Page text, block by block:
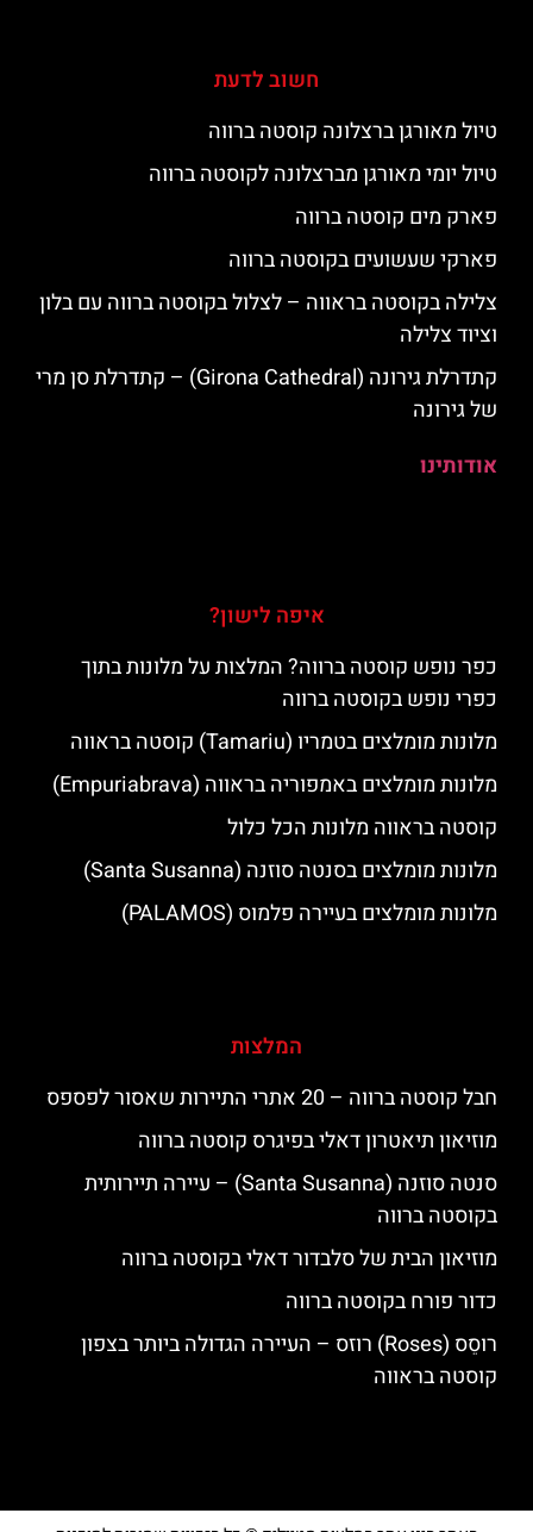
חשוב לדעת
טיול מאורגן ברצלונה קוסטה ברווה
טיול יומי מאורגן מברצלונה לקוסטה ברווה
פארק מים קוסטה ברווה
פארקי שעשועים בקוסטה ברווה
צלילה בקוסטה בראווה – לצלול בקוסטה ברווה עם בלון
וציוד צלילה
קתדרלת גירונה (Girona Cathedral) – קתדרלת סן מרי
של גירונה
אודותינו
איפה לישון?
כפר נופש קוסטה ברווה? המלצות על מלונות בתוך
כפרי נופש בקוסטה ברווה
מלונות מומלצים בטמריו (Tamariu) קוסטה בראווה
מלונות מומלצים באמפוריה בראווה (Empuriabrava)
קוסטה בראווה מלונות הכל כלול
מלונות מומלצים בסנטה סוזנה (Santa Susanna)
מלונות מומלצים בעיירה פלמוס (PALAMOS)
המלצות
חבל קוסטה ברווה – 20 אתרי התיירות שאסור לפספס
מוזיאון תיאטרון דאלי בפיגרס קוסטה ברווה
סנטה סוזנה (Santa Susanna) – עיירה תיירותית
בקוסטה ברווה
מוזיאון הבית של סלבדור דאלי בקוסטה ברווה
כדור פורח בקוסטה ברווה
רוסֵס (Roses) רוזס – העיירה הגדולה ביותר בצפון
קוסטה בראווה